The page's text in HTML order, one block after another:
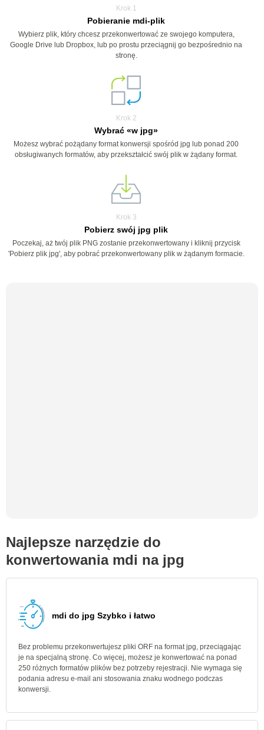
Krok 1
Pobieranie mdi-plik
Wybierz plik, który chcesz przekonwertować ze swojego komputera,
Google Drive lub Dropbox, lub po prostu przeciągnij go bezpośrednio na
stronę.
Krok 2
Wybrać «w jpg»
Możesz wybrać pożądany format konwersji spośród jpg lub ponad 200
obsługiwanych formatów, aby przekształcić swój plik w żądany format.
Krok 3
Pobierz swój jpg plik
Poczekaj, aż twój plik PNG zostanie przekonwertowany i kliknij przycisk
'Pobierz plik jpg', aby pobrać przekonwertowany plik w żądanym formacie.
Najlepsze narzędzie do
konwertowania mdi na jpg
mdi do jpg Szybko i łatwo
Bez problemu przekonwertujesz pliki ORF na format jpg, przeciągając
je na specjalną stronę. Co więcej, możesz je konwertować na ponad
250 różnych formatów plików bez potrzeby rejestracji. Nie wymaga się
podania adresu e-mail ani stosowania znaku wodnego podczas
konwersji.